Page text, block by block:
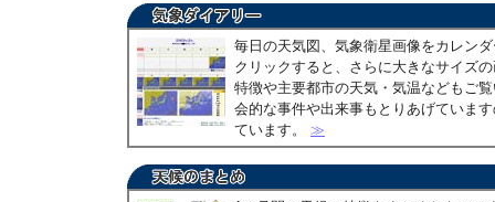
毎日の天気図、気象衛星画像をカレン
クリックすると、さらに大きなサイズ
特徴や主要都市の天気・気温などもご
会的な事件や出来事もとりあげていま
ています。 ≫